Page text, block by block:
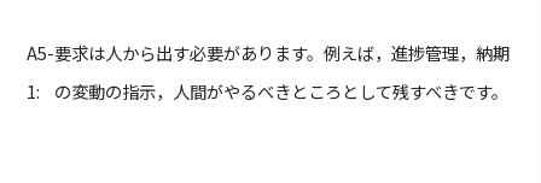
A5-
1:
要求は人から出す必要があります。例えば，進捗管理，納期
の変動の指示，人間がやるべきところとして残すべきです。